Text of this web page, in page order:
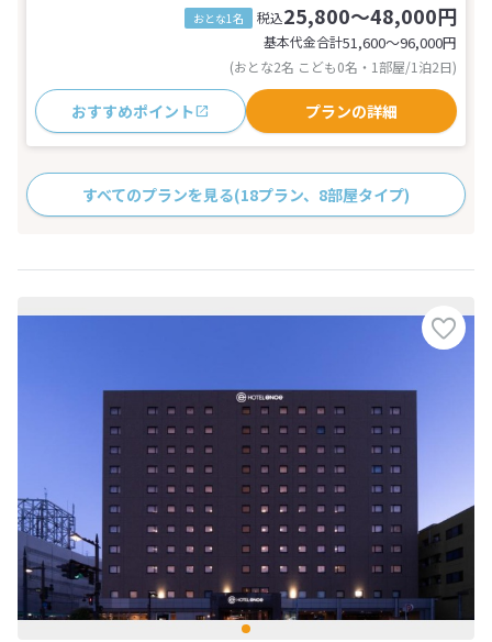
おとな1名 税込25,800～48,000円
基本代金合計51,600〜96,000円
(おとな2名 こども0名・1部屋/1泊2日)
おすすめポイント プランの詳細
すべてのプランを見る(18プラン、8部屋タイプ)